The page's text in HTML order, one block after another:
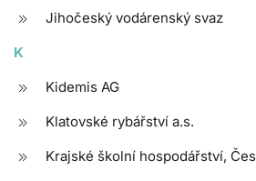
Jihočeský vodárenský svaz
K
Kidemis AG
Klatovské rybářství a.s.
Krajské školní hospodářství,